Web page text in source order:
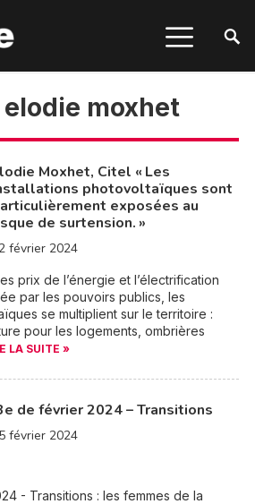
elodie moxhet
Moxhet, Citel « Les
photovoltaïques sont
exposées au
de surtension. »
février 2024
prix de l’énergie et l’électrification
par les pouvoirs publics, les
se multiplient sur le territoire :
pour les logements, ombrières
LA SUITE »
de février 2024 – Transitions
février 2024
- Transitions : les femmes de la